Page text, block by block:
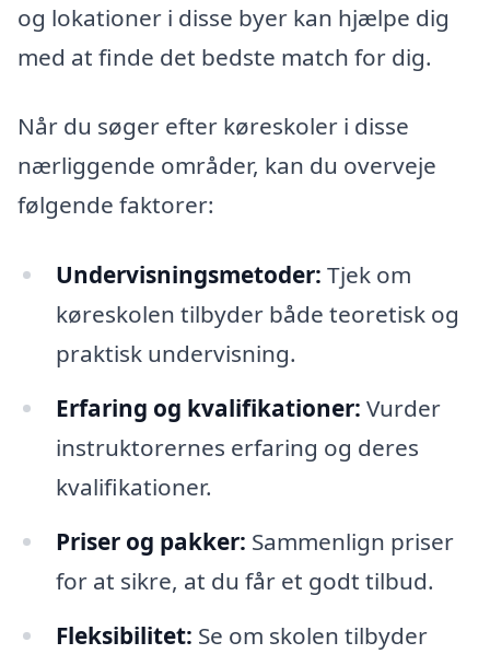
og lokationer i disse byer kan hjælpe dig
med at finde det bedste match for dig.
Når du søger efter køreskoler i disse
nærliggende områder, kan du overveje
følgende faktorer:
Undervisningsmetoder: Tjek om
køreskolen tilbyder både teoretisk og
praktisk undervisning.
Erfaring og kvalifikationer: Vurder
instruktorernes erfaring og deres
kvalifikationer.
Priser og pakker: Sammenlign priser
for at sikre, at du får et godt tilbud.
Fleksibilitet: Se om skolen tilbyder